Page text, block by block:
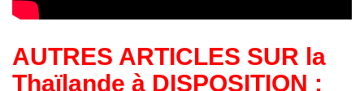
AUTRES ARTICLES SUR la
Thaïlande à DISPOSITION :